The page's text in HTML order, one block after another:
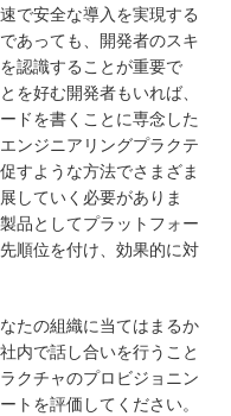
で安全な導入を実現する
あっても、開発者のスキ
認識することが重要で
を好む開発者もいれば、
ドを書くことに専念した
ンジニアリングプラクテ
すような方法でさまざま
していく必要がありま
品としてプラットフォー
順位を付け、効果的に対
たの組織に当てはまるか
内で話し合いを行うこと
クチャのプロビジョニン
トを評価してください。